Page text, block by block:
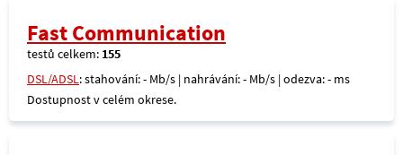
Fast Communication
testů celkem: 155
DSL/ADSL: stahování: - Mb/s | nahrávání: - Mb/s | odezva: - ms
Dostupnost v celém okrese.